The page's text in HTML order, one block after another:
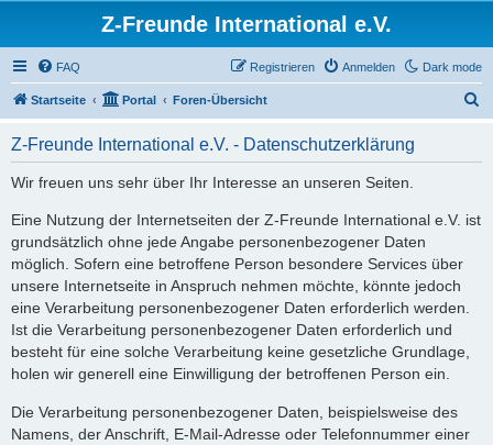
Z-Freunde International e.V.
Dark mode
FAQ Anmelden
Registrieren
Startseite Portal Foren-Übersicht
Z-Freunde International e.V. - Datenschutzerklärung
Wir freuen uns sehr über Ihr Interesse an unseren Seiten.
Eine Nutzung der Internetseiten der Z-Freunde International e.V. ist
grundsätzlich ohne jede Angabe personenbezogener Daten
möglich. Sofern eine betroffene Person besondere Services über
unsere Internetseite in Anspruch nehmen möchte, könnte jedoch
eine Verarbeitung personenbezogener Daten erforderlich werden.
Ist die Verarbeitung personenbezogener Daten erforderlich und
besteht für eine solche Verarbeitung keine gesetzliche Grundlage,
holen wir generell eine Einwilligung der betroffenen Person ein.
Die Verarbeitung personenbezogener Daten, beispielsweise des
Namens, der Anschrift, E-Mail-Adresse oder Telefonnummer einer